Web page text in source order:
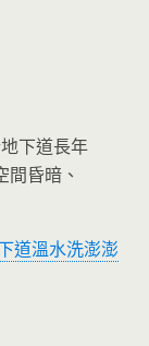
下道長年
昏暗、
道溫水洗澎澎